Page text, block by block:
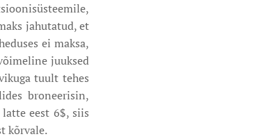
jahutatud, et
ei maksa,
juuksed
tuult tehes
broneerisin,
eest 6$, siis
kõrvale.